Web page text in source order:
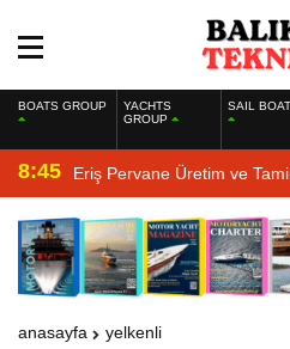
BOATS GROUP
YACHTS
GROUP
SAIL
8:45 Eriş Pervane Üretim ve
anasayfa yelkenli